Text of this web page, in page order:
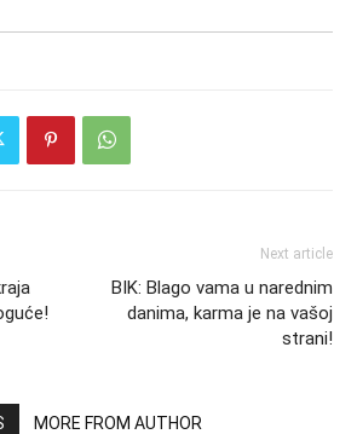
Next article
BIK: Blago vama u narednim
danima, karma je na vašoj
strani!
MORE FROM AUTHOR